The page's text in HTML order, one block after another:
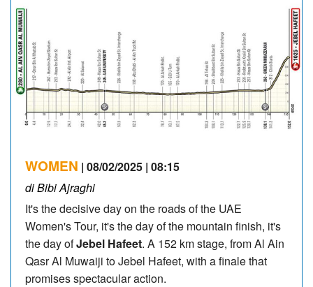
NEWSLETTER
WOMEN | 08/02/2025 | 08:15
di Bibi Ajraghi
It's the decisive day on the roads of the UAE
Women's Tour, it's the day of the mountain finish, it's
the day ofJebel Hafeet. A 152 km stage, from Al Ain
Qasr Al Muwaiji to Jebel Hafeet, with a finale that
promises spectacular action.